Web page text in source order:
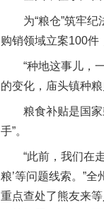
为“粮仓”筑牢纪法
购销领域立案100
“种地这事儿，一
的变化，庙头镇种
粮食补贴是国家鼓
手”。
“此前，我们在走
粮’等问题线索。”
重点查处了熊友来